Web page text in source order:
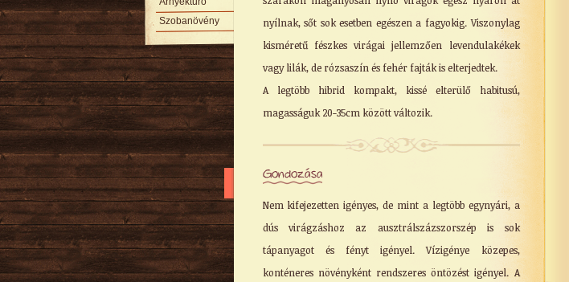
nyílnak, sőt sok esetben egészen a fagyokig. Viszonylag
kisméretű fészkes virágai jellemzően levendulakékek
vagy lilák, de rózsaszín és fehér fajták is elterjedtek.
A legtöbb hibrid kompakt, kissé elterülő habitusú,
magasságuk 20-35cm között változik.
Gondozása
Nem kifejezetten igényes, de mint a legtöbb egynyári, a
dús virágzáshoz az ausztrálszázszorszép is sok
tápanyagot és fényt igényel. Vízigénye közepes,
konténeres növényként rendszeres öntözést igényel. A
Szobanövény